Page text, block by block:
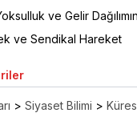
ve Gelir
ve Sendikal Hareket
> Siyaset Bilimi >